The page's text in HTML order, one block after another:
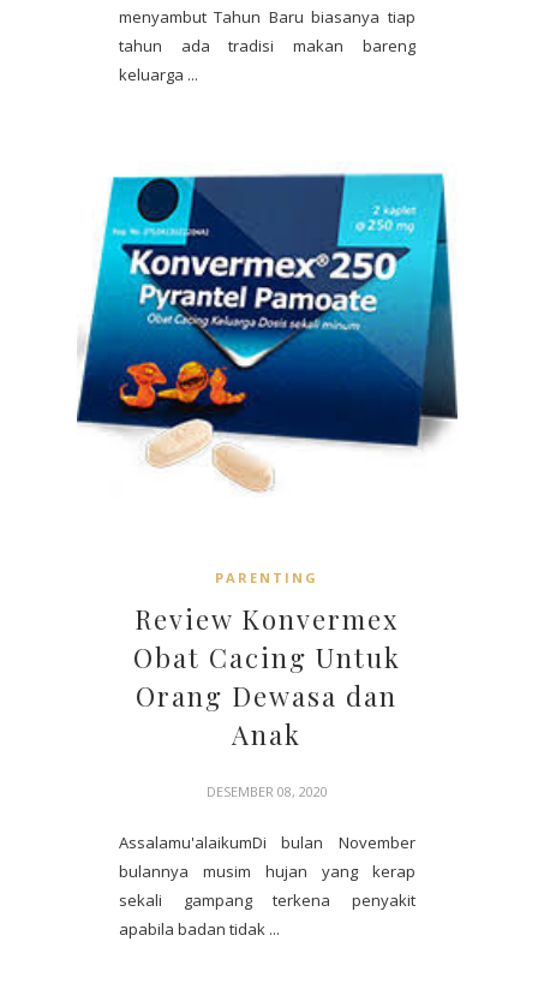
menyambut Tahun Baru biasanya tiap
tahun ada tradisi makan bareng
keluarga ...
PARENTING
Review Konvermex
Obat Cacing Untuk
Orang Dewasa dan
Anak
DESEMBER 08, 2020
Assalamu'alaikumDi bulan November
bulannya musim hujan yang kerap
sekali gampang terkena penyakit
apabila badan tidak ...